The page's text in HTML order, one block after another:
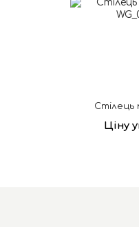
Стілець
Ціну